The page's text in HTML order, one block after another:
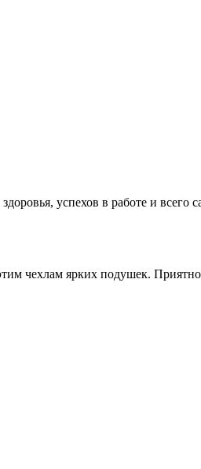
успехов в работе и всего
чехлам ярких подушек.